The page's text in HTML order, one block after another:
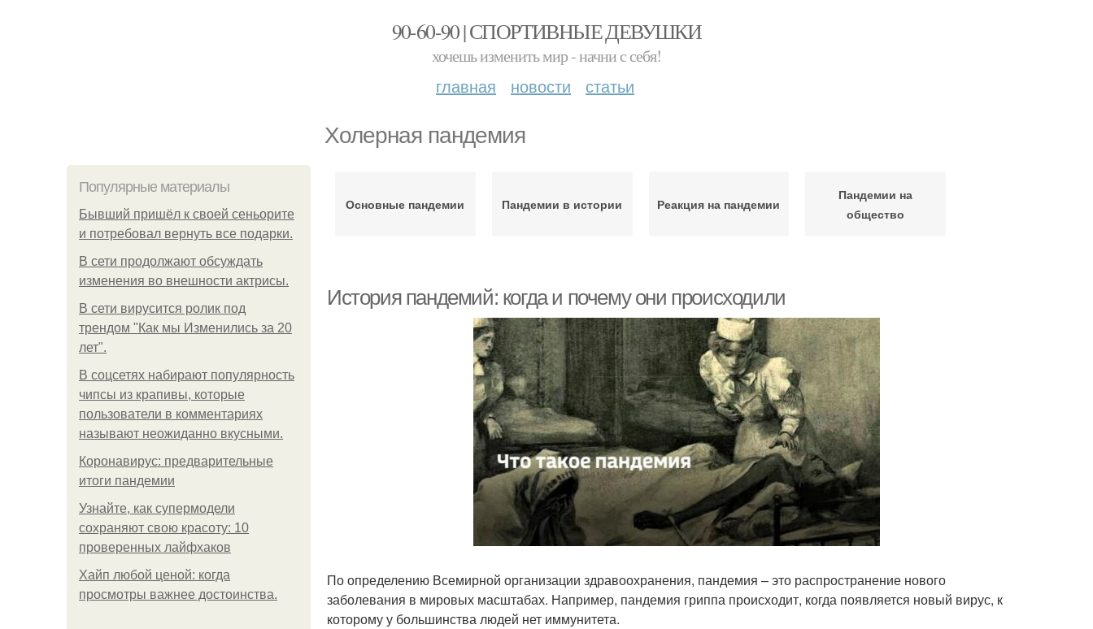
90-60-90 | СПОРТИВНЫЕ ДЕВУШКИ
хочешь изменить мир - начни с себя!
главная новости статьи
Холерная пандемия
Популярные материалы
Бывший пришёл к своей сеньорите
и потребовал вернуть все подарки.
В сети продолжают обсуждать
изменения во внешности актрисы.
В сети вирусится ролик под
трендом "Как мы Изменились за 20
лет".
В соцсетях набирают популярность
чипсы из крапивы, которые
пользователи в комментариях
называют неожиданно вкусными.
Коронавирус: предварительные
итоги пандемии
Узнайте, как супермодели
сохраняют свою красоту: 10
проверенных лайфхаков
Хайп любой ценой: когда
просмотры важнее достоинства.
Основные пандемии Пандемии в истории Реакция на пандемии
Пандемии на
общество
История пандемий: когда и почему они происходили
По определению Всемирной организации здравоохранения, пандемия – это распространение нового
заболевания в мировых масштабах. Например, пандемия гриппа происходит, когда появляется новый вирус, к
которому у большинства людей нет иммунитета.